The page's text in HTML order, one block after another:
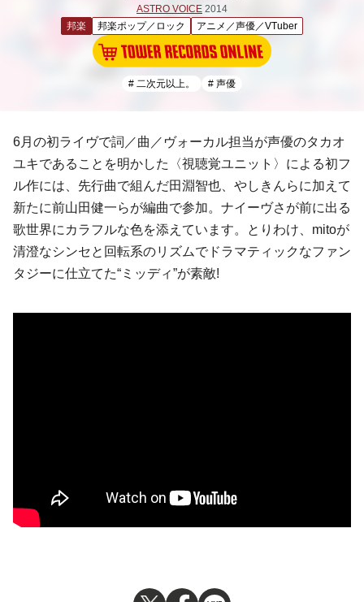
ASTRO VOICE 2014
邦楽
邦楽ポップ／ロック アニメ／声優／VTuber
# 二次元以上。 # 声優
6月の初ライヴで詞／曲／ヴォーカル担当が声優のタカオ
ユキであることを明かした〈視聴覚ユニット〉による初フ
ル作には、先行曲で組んだ田淵智也 やしきんらに加えて
新たに前山田健一らが編曲で参加。ナイーヴさが前に出る
歌世界にカラフルな色を添えています。とりわけ、 mitoが
清澄なシンセと回転系のリズムでドラマティックなファン
タジーに仕立てた“ミッディ”が素敵!